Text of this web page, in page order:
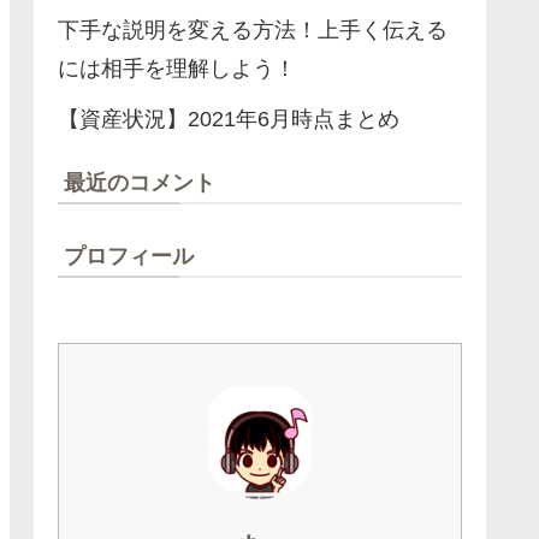
下手な説明を変える方法！上手く伝える
には相手を理解しよう！
【資産状況】2021年6月時点まとめ
最近のコメント
プロフィール